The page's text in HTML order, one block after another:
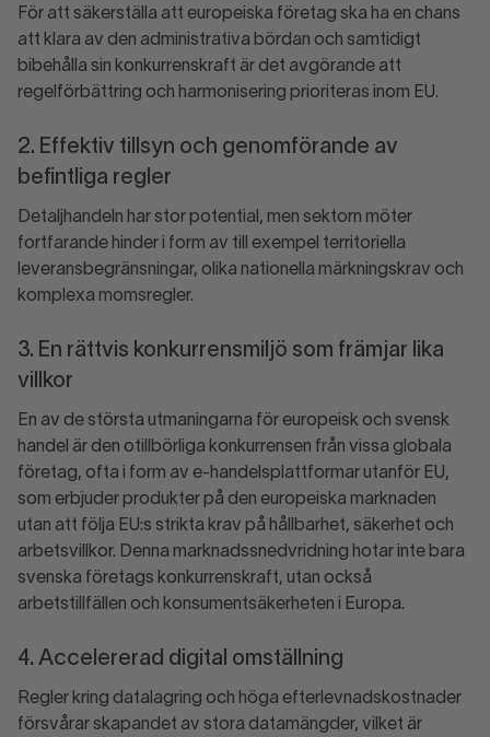
För att säkerställa att europeiska företag ska ha en chans
att klara av den administrativa bördan och samtidigt
bibehålla sin konkurrenskraft är det avgörande att
regelförbättring och harmonisering prioriteras inom EU.
2. Effektiv tillsyn och genomförande av
befintliga regler
Detaljhandeln har stor potential, men sektorn möter
fortfarande hinder i form av till exempel territoriella
leveransbegränsningar, olika nationella märkningskrav och
komplexa momsregler.
3. En rättvis konkurrensmiljö som främjar lika
villkor
En av de största utmaningarna för europeisk och svensk
handel är den otillbörliga konkurrensen från vissa globala
företag, ofta i form av e-handelsplattformar utanför EU,
som erbjuder produkter på den europeiska marknaden
utan att följa EU:s strikta krav på hållbarhet, säkerhet och
arbetsvillkor. Denna marknadssnedvridning hotar inte bara
svenska företags konkurrenskraft, utan också
arbetstillfällen och konsumentsäkerheten i Europa.
4. Accelererad digital omställning
Regler kring datalagring och höga efterlevnadskostnader
försvårar skapandet av stora datamängder, vilket är